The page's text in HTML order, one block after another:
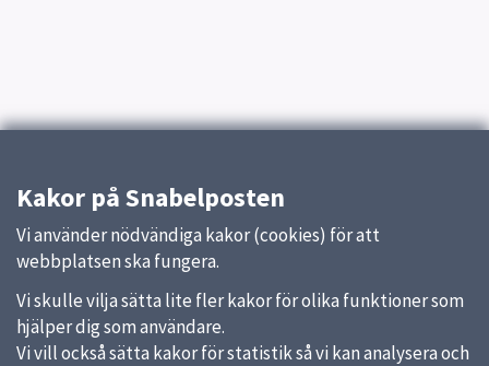
Kakor på Snabelposten
Vi använder nödvändiga kakor (cookies) för att
webbplatsen ska fungera.
Vi skulle vilja sätta lite fler kakor för olika funktioner som
hjälper dig som användare.
Vi vill också sätta kakor för statistik så vi kan analysera och